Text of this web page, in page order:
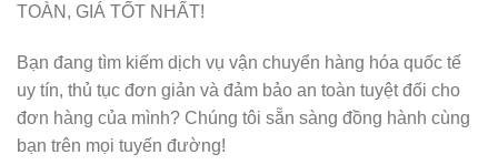
TOÀN, GIÁ TỐT NHẤT!
Bạn đang tìm kiếm dịch vụ vận chuyển hàng hóa quốc tế
uy tín, thủ tục đơn giản và đảm bảo an toàn tuyệt đối cho
đơn hàng của mình? Chúng tôi sẵn sàng đồng hành cùng
bạn trên mọi tuyến đường!